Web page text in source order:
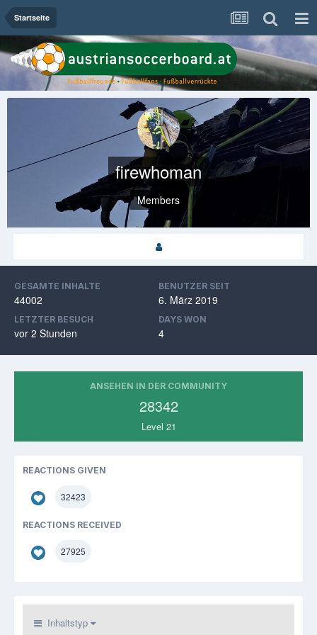
Startseite
firewhoman
Members
GESAMTE INHALTE
44002
BENUTZER SEIT
6. März 2019
LETZTER BESUCH
vor 2 Stunden
DAYS WON
4
ANSEHEN IN DER COMMUNITY
28342
Level 21
REACTIONS GIVEN
32423
REACTIONS RECEIVED
27925
Inhaltstyp